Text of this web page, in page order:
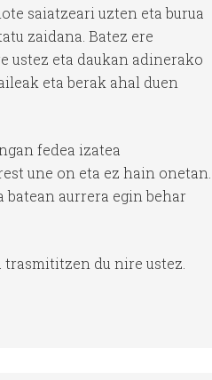
saiatzeari uzten eta burua
zaidana. Batez ere
ustez eta daukan adinerako
eta berak ahal duen
fedea izatea
une on eta ez hain onetan.
aurrera egin behar
du nire ustez.